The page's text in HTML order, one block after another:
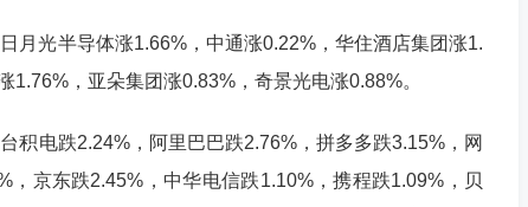
光半导体涨1.66%，中通涨0.22%，华住酒店集团涨1.
，亚朵集团涨0.83%，奇景光电涨0.88%。
电跌2.24%，阿里巴巴跌2.76%，拼多多跌3.15%，网
，京东跌2.45%，中华电信跌1.10%，携程跌1.09%，贝